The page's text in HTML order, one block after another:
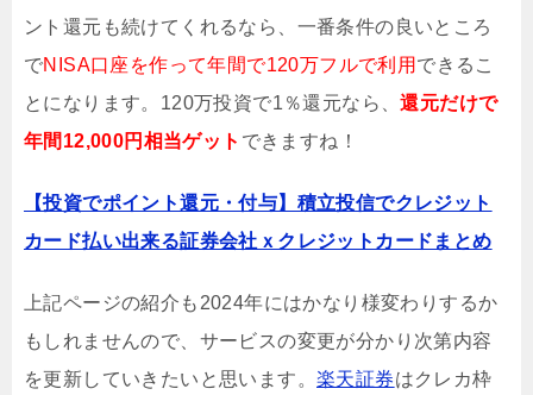
ント還元も続けてくれるなら、一番条件の良いところ
でNISA口座を作って年間で120万フルで利用 できるこ
とになります。120万投資で1％還元なら、還元だけで
年間12,000円相当ゲット できますね！
【投資でポイント還元・付与】積立投信でクレジット
カード払い出来る証券会社ｘクレジットカードまとめ
上記ページの紹介も2024年にはかなり様変わりするか
もしれませんので、サービスの変更が分かり次第内容
を更新していきたいと思います。 楽天証券はクレカ枠